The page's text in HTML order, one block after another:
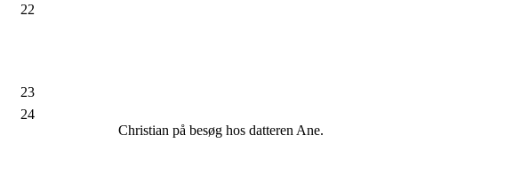
22
23
24
Christian på besøg hos datteren Ane.